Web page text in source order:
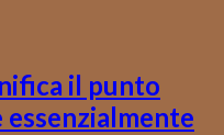
il punto